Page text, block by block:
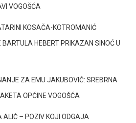
VOGOŠĆA
KOSAČA-KOTROMANIĆ
HEBERT PRIKAZAN SINOĆ U
ZA EMU JAKUBOVIĆ: SREBRNA
OPĆINE VOGOŠĆA
ALIĆ – POZIV KOJI ODGAJA